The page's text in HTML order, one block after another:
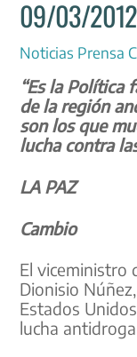
09/03/
Noticias Prensa
“Es la Política
de la región
son los que
lucha contra
LA PAZ
Cambio
El viceministro
Dionisio
Estados
lucha